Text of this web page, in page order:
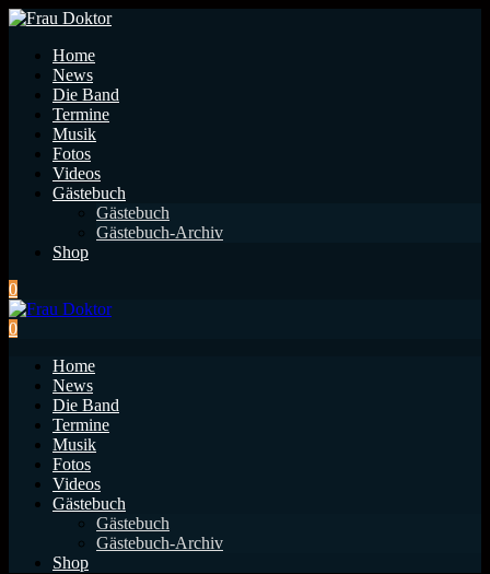
Home
News
Die Band
Termine
Musik
Fotos
Videos
Gästebuch
Gästebuch
Gästebuch-Archiv
Shop
0
0
Home
News
Die Band
Termine
Musik
Fotos
Videos
Gästebuch
Gästebuch
Gästebuch-Archiv
Shop